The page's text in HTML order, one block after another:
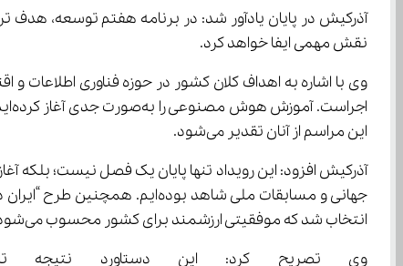
نقش مهمی ایفا خواهد کرد.
این مراسم از آنان تقدیر می‌شود.
انتخاب شد که موفقیتی ارزشمند برای کشور محسوب می‌شود.